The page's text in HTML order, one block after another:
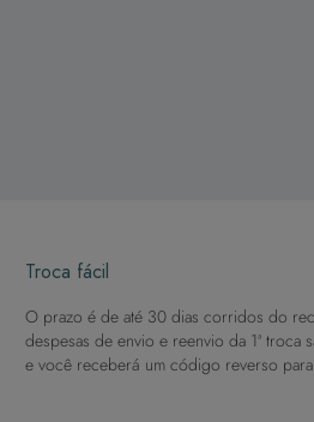
Troca fácil
O prazo é de até 30 dias corridos do
despesas de envio e reenvio da 1ª troca
e você receberá um código reverso